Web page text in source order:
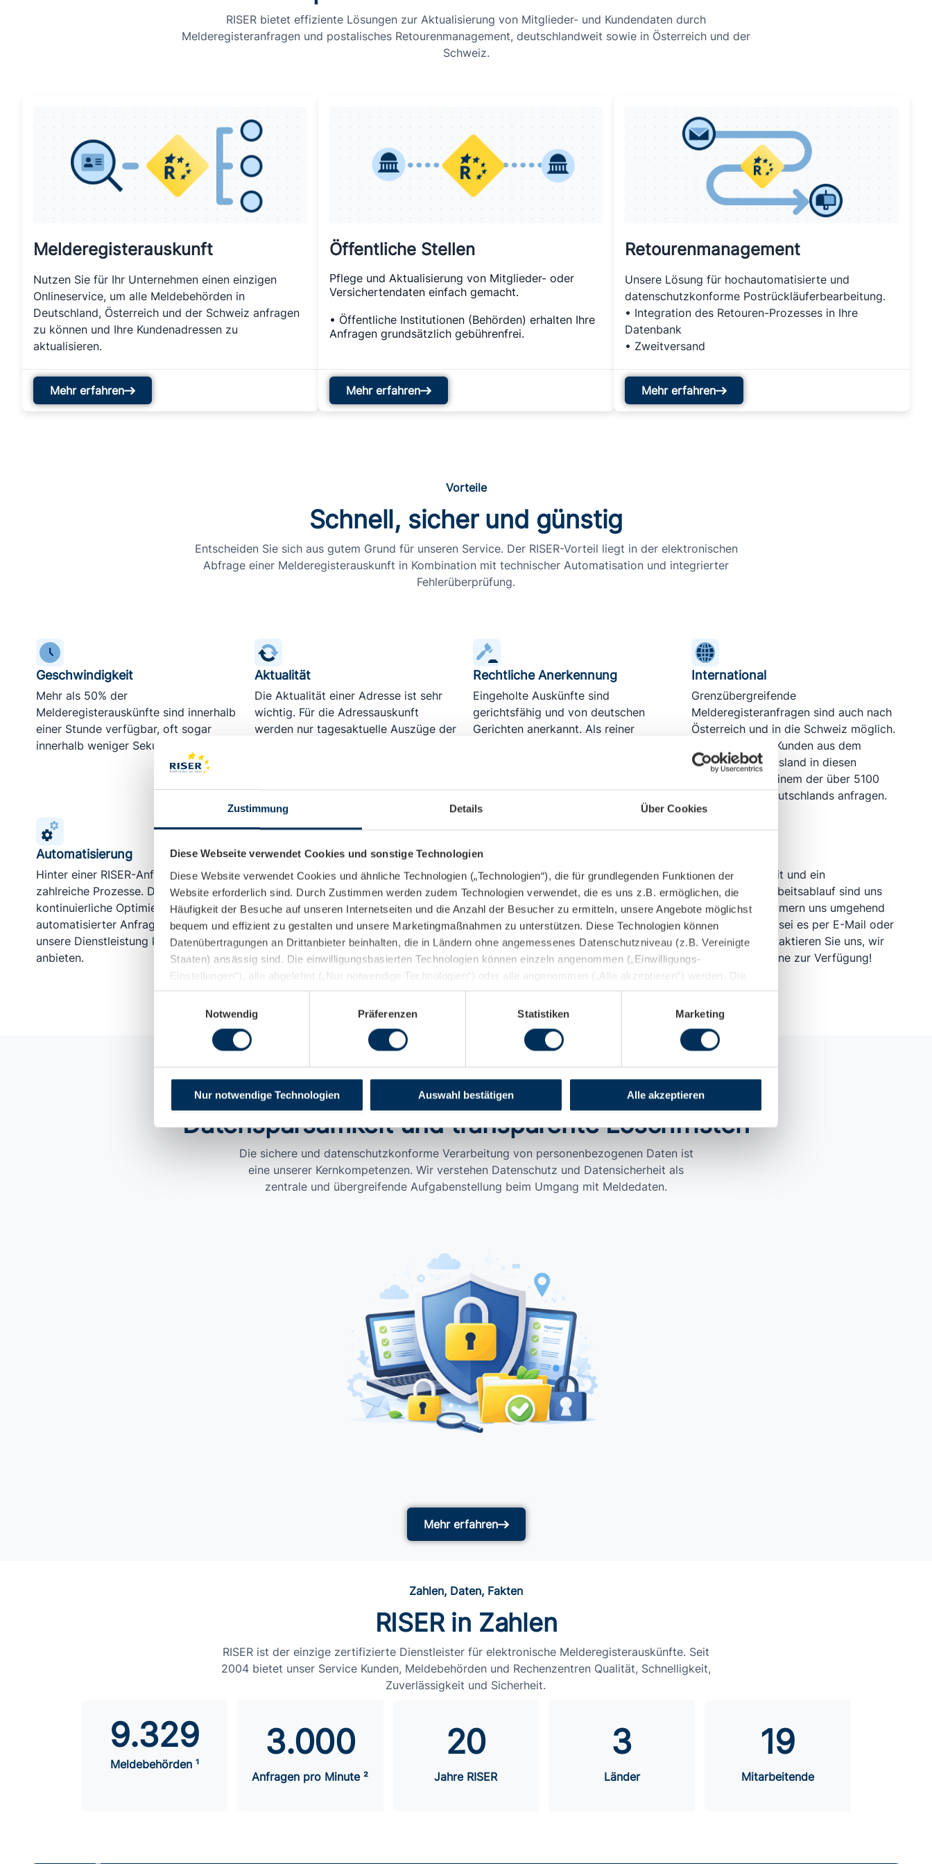
Zustimmung Details Über Cookies
Diese Webseite verwendet Cookies und sonstige Technologien
Diese Website verwendet Cookies und ähnliche Technologien („Technologien“), die für grundlegenden Funktionen der
Website erforderlich sind. Durch Zustimmen werden zudem Technologien verwendet, die es uns z.B. ermöglichen, die
Häufigkeit der Besuche auf unseren Internetseiten und die Anzahl der Besucher zu ermitteln, unsere Angebote möglichst
bequem und effizient zu gestalten und unsere Marketingmaßnahmen zu unterstützen. Diese Technologien können
Datenübertragungen an Drittanbieter beinhalten, die in Ländern ohne angemessenes Datenschutzniveau (z.B. Vereinigte
Staaten) ansässig sind. Die einwilligungsbasierten Technologien können einzeln angenommen („Einwilligungs-
Einstellungen“), alle abgelehnt („Nur notwendige Technologien“) oder alle angenommen („Alle akzeptieren“) werden. Die
Zustimmung in Bezug auf Cookies und sonstige Technologien können jederzeit über den dunkelblauen Button unten rechts
auf der Website widerrufen werden. Weitere Informationen finden Sie dort sowie unter
Datenschutzerklärung
und
Notwendig
Präferenzen Statistiken Marketing
Nur notwendige Technologien Auswahl bestätigen Alle akzeptieren
RISER bietet effiziente Lösungen zur Aktualisierung von Mitglieder- und Kundendaten durch
Melderegisteranfragen und postalisches Retourenmanagement, deutschlandweit sowie in Österreich und der
Schweiz.
Melderegisterauskunft
Nutzen Sie für Ihr Unternehmen einen einzigen
Onlineservice, um alle Meldebehörden in
Deutschland, Österreich und der Schweiz anfragen
zu können und Ihre Kundenadressen zu
aktualisieren.
Mehr erfahren
Öffentliche Stellen
Pflege und Aktualisierung von Mitglieder- oder
Versichertendaten einfach gemacht.
• Öffentliche Institutionen (Behörden) erhalten Ihre
Anfragen grundsätzlich gebührenfrei.
Mehr erfahren
Retourenmanagement
Unsere Lösung für hochautomatisierte und
datenschutzkonforme Postrückläuferbearbeitung.
• Integration des Retouren-Prozesses in Ihre
Datenbank
• Zweitversand
Mehr erfahren
Vorteile
Schnell, sicher und günstig
Entscheiden Sie sich aus gutem Grund für unseren Service. Der RISER-Vorteil liegt in der elektronischen
Abfrage einer Melderegisterauskunft in Kombination mit technischer Automatisation und integrierter
Fehlerüberprüfung.
Geschwindigkeit
Mehr als 50% der
Melderegisterauskünfte sind innerhalb
einer Stunde verfügbar, oft sogar
innerhalb weniger Sekunden
Aktualität
Die Aktualität einer Adresse ist sehr
wichtig. Für die Adressauskunft
werden nur tagesaktuelle Auszüge der
Rechtliche Anerkennung
Eingeholte Auskünfte sind
gerichtsfähig und von deutschen
Gerichten anerkannt. Als reiner
International
Grenzübergreifende
Melderegisteranfragen sind auch nach
Österreich und in die Schweiz möglich.
Ebenso können Kunden aus dem
europäischen Ausland in diesen
Ländern sowie einem der über 5100
Meldeämtern Deutschlands anfragen.​
Automatisierung
Hinter einer RISER-Anfrage stehen
zahlreiche Prozesse. Durch
kontinuierliche Optimierung
automatisierter Anfragen können wir
unsere Dienstleistung kostengünstig
anbieten.
Plausibilität
Wir überprüfen eingehende
Melderegisteranfragen innerhalb von
Sekunden auf Plausibilität und
korrigieren Fehler bei den Angaben,
soweit möglich. Das System
ermöglicht fehlerfreie Anfragen.
Datenschutz
Als erstes europäisches Unternehmen
wurde der RISERService für die
datenschutzkonforme
Adressverifizierung regelmäßig mit
dem EuroPriSe-Datenschutzsiegel
ausgezeichnet.
Ihre Zufriedenheit und ein
reibungsloser Arbeitsablauf sind uns
wichtig. Wir kümmern uns umgehend
um Ihr Anliegen, sei es per E-Mail oder
telefonisch. Kontaktieren Sie uns, wir
stehen Ihnen gerne zur Verfügung!​
Datenschutz
Datensparsamkeit und transparente Löschfristen
Die sichere und datenschutzkonforme Verarbeitung von personenbezogenen Daten ist
eine unserer Kernkompetenzen. Wir verstehen Datenschutz und Datensicherheit als
zentrale und übergreifende Aufgabenstellung beim Umgang mit Meldedaten.
Mehr erfahren
Zahlen, Daten, Fakten
RISER in Zahlen
RISER ist der einzige zertifizierte Dienstleister für elektronische Melderegisterauskünfte. Seit
2004 bietet unser Service Kunden, Meldebehörden und Rechenzentren Qualität, Schnelligkeit,
Zuverlässigkeit und Sicherheit.
Meldebehörden ¹
9.329
Anfragen pro Minute ²
3.000
Jahre RISER
20
Länder
3
Mitarbeitende
19